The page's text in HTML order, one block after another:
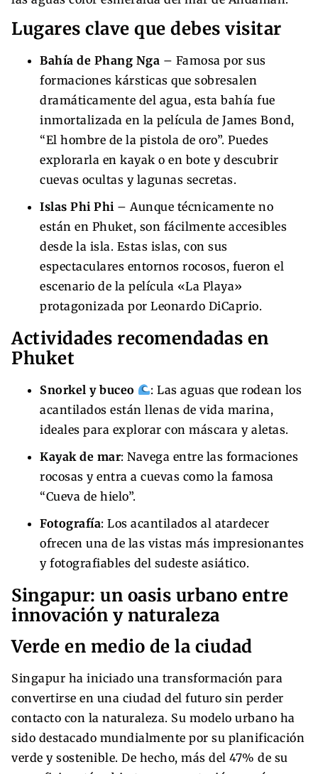
Lugares clave que debes visitar
Bahía de Phang Nga – Famosa por sus
formaciones kársticas que sobresalen
dramáticamente del agua, esta bahía fue
inmortalizada en la película de James Bond,
“El hombre de la pistola de oro”. Puedes
explorarla en kayak o en bote y descubrir
cuevas ocultas y lagunas secretas.
Islas Phi Phi – Aunque técnicamente no
están en Phuket, son fácilmente accesibles
desde la isla. Estas islas, con sus
espectaculares entornos rocosos, fueron el
escenario de la película «La Playa»
protagonizada por Leonardo DiCaprio.
Actividades recomendadas en
Phuket
Snorkel y buceo
: Las aguas que rodean los
acantilados están llenas de vida marina,
ideales para explorar con máscara y aletas.
Kayak de mar: Navega entre las formaciones
rocosas y entra a cuevas como la famosa
“Cueva de hielo”.
Fotografía: Los acantilados al atardecer
ofrecen una de las vistas más impresionantes
y fotografiables del sudeste asiático.
Singapur: un oasis urbano entre
innovación y naturaleza
Verde en medio de la ciudad
Singapur ha iniciado una transformación para
convertirse en una ciudad del futuro sin perder
contacto con la naturaleza. Su modelo urbano ha
sido destacado mundialmente por su planificación
verde y sostenible. De hecho, más del 47% de su